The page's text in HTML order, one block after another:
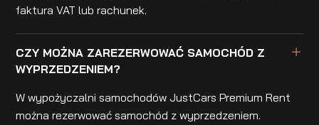
faktura VAT lub rachunek.
CZY MOŻNA ZAREZERWOWAĆ SAMOCHÓD Z
WYPRZEDZENIEM?
W wypożyczalni samochodów JustCars Premium Rent
można rezerwować samochód z wyprzedzeniem.